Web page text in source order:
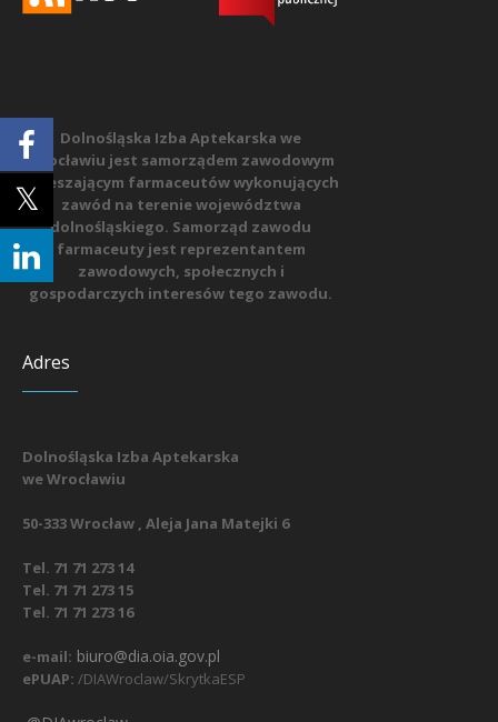
Dolnośląska Izba Aptekarska we
Wrocławiu jest samorządem zawodowym
zrzeszającym farmaceutów wykonujących
zawód na terenie województwa
dolnośląskiego. Samorząd zawodu
farmaceuty jest reprezentantem
zawodowych, społecznych i
gospodarczych interesów tego zawodu.
Adres
Dolnośląska Izba Aptekarska
we Wrocławiu
50-333 Wrocław , Aleja Jana Matejki 6
Tel. 71 71 273 14
Tel. 71 71 273 15
Tel. 71 71 273 16
e-mail: biuro@dia.oia.gov.pl
ePUAP: /DIAWroclaw/SkrytkaESP